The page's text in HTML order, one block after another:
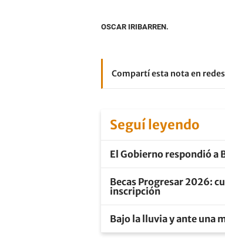
OSCAR IRIBARREN.
Compartí esta nota en
Seguí leyendo
El Gobierno respondió a
Becas Progresar 2026:
inscripción
Bajo la lluvia y ante una